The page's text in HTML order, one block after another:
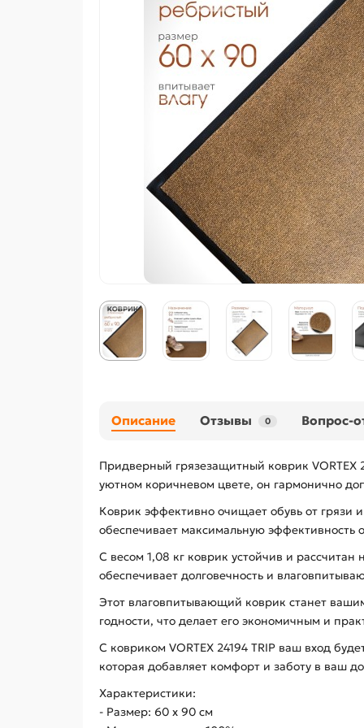
Описание Отзывы 0 Вопрос-
Придверный грязезащитный коврик
уютном коричневом цвете, он гармонично
Коврик эффективно очищает обувь от грязи
обеспечивает максимальную эффективность
С весом 1,08 кг коврик устойчив и
обеспечивает долговечность и
Этот влаговпитывающий коврик станет
годности, что делает его экономичным и
С ковриком VORTEX 24194 TRIP ваш вход
которая добавляет комфорт и заботу в ваш
Характеристики:
- Размер: 60 х 90 см